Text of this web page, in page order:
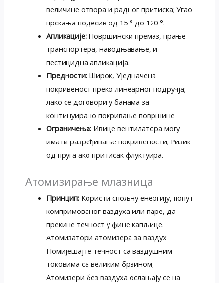
величине отвора и радног притиска; Угао
прскања подесив од 15 ° до 120 °.
Апликације: Површински премаз, прање
транспортера, наводњавање, и
пестицидна апликација.
Предности: Широк, Уједначена
покривеност преко линеарног подручја;
лако се договори у банама за
континуирано покривање површине.
Ограничења: Ивице вентилатора могу
имати разређивање покривености; Ризик
од пруга ако притисак флуктуира.
Атомизирање млазница
Принцип: Користи спољну енергију, попут
компримованог ваздуха или паре, да
прекине течност у фине капљице.
Атомизатори атомизера за ваздух
Помијешајте течност са ваздушним
токовима са великим брзином,
Атомизери без ваздуха ослањају се на